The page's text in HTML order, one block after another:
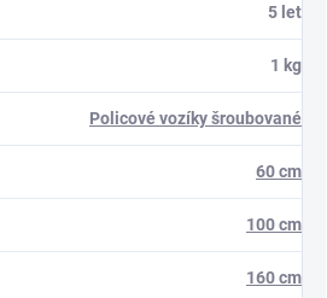
5 let
1 kg
Policové vozíky šroubované
60 cm
100 cm
160 cm